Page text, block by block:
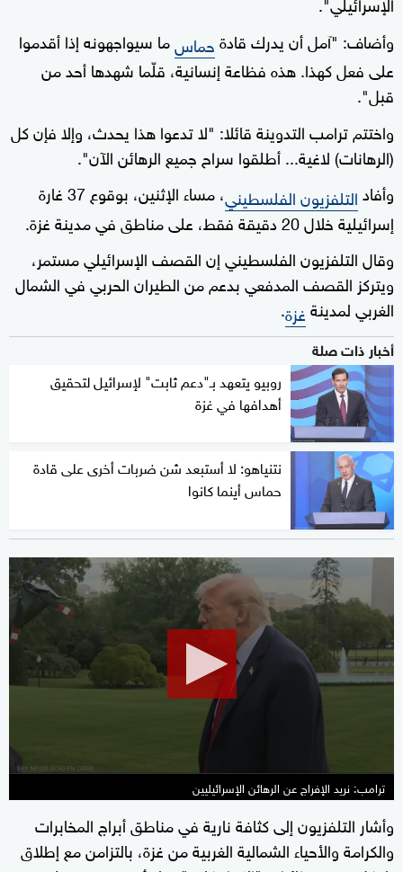
وأضاف: "آمل أن يدرك قادةحماسما سيواجهونه إذا أقدموا
على فعل كهذا. هذه فظاعة إنسانية، قلّما شهدها أحد من
قبل".
واختتم ترامب التدوينة قائلا: "لا تدعوا هذا يحدث، وإلا فإن كل
(الرهانات) لاغية... أطلقوا سراح جميع الرهائن الآن".
وأفادالتلفزيون الفلسطيني
، مساء الإثنين، بوقوع 37 غارة
إسرائيلية خلال 20 دقيقة فقط، على مناطق في مدينة غزة.
وقال التلفزيون الفلسطيني إن القصف الإسرائيلي مستمر،
ويتركز القصف المدفعي بدعم من الطيران الحربي في الشمال
الغربي لمدينةغزة.
أخبار ذات صلة
روبيو يتعهد بـ"دعم ثابت" لإسرائيل لتحقيق
أهدافها في غزة
نتنياهو: لا أستبعد شن ضربات أخرى على قادة
حماس أينما كانوا
0
seconds
8
seconds
ترامب: نريد الإفراج عن الرهائن الإسرائيليين
وأشار التلفزيون إلى كثافة نارية في مناطق أبراج المخابرات
والكرامة والأحياء الشمالية الغربية من غزة، بالتزامن مع إطلاق